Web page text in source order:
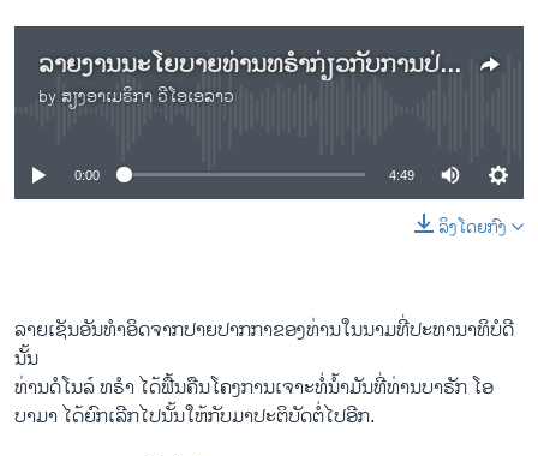
ລາຍງານນະໂຍບາຍທ່ານທຣຳກ່ຽວກັບການປ່ຽນແປງດິນຟ້າອາກາດ
by ສຽງອາເມຣິກາ ວີໂອເອລາວ
No media source currently available
0:00 4:49
ລິງໂດຍກົງ
​ລາຍເຊັນອັນທຳອິດຈາກປາຍປາກກາຂອງທ່ານໃນນາມທີ່ປະທານາທິບໍດີ
ນັ້ນ
ທ່ານດໍໂນລ໌ ທຣຳ ໄດ້ຟື້ນຄືນໂຄງການເຈາະທໍ່ນ້ຳມັນທີ່ທ່ານບາຣັກ ໂອ
ບາມາ ໄດ້ຍົກເລີກໄປນັ້ນໃຫ້ກັບມາປະຕິບັດຕໍ່ໄປອີກ.